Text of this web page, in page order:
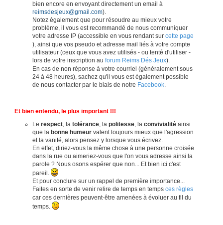
bien encore en envoyant directement un email à
reimsdesjeux@gmail.com).
Notez également que pour résoudre au mieux votre
problème, il vous est recommandé de nous communiquer
votre adresse IP (accessible en vous rendant sur cette page
), ainsi que vos pseudo et adresse mail liés à votre compte
utilisateur (ceux que vous avez utilisés - ou tenté d'utiliser -
lors de votre inscription au forum Reims Dés Jeux).
En cas de non réponse à votre courriel (généralement sous
24 à 48 heures), sachez qu'il vous est également possible
de nous contacter par le biais de notre Facebook.
Et bien entendu, le plus important !!!
Le respect , la tolérance , la politesse , la convivialité ainsi
que la bonne humeur valent toujours mieux que l'agression
et la vanité, alors pensez y lorsque vous écrivez.
En effet, diriez-vous la même chose à une personne croisée
dans la rue ou aimeriez-vous que l'on vous adresse ainsi la
parole ? Nous osons espérer que non... Et bien ici c'est
pareil.
Et pour conclure sur un rappel de première importance...
Faites en sorte de venir relire de temps en temps ces règles
car ces dernières peuvent-être amenées à évoluer au fil du
temps.